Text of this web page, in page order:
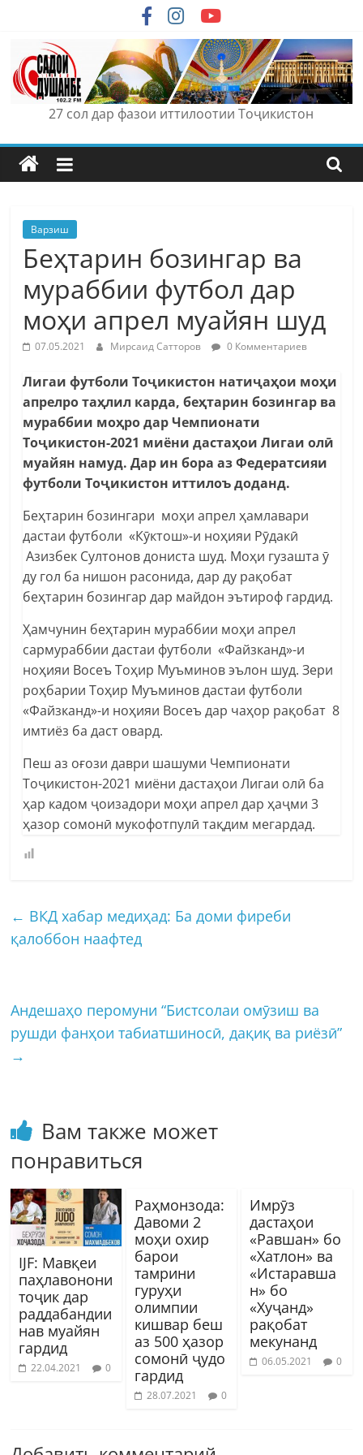
content
27 сол дар фазои иттилоотии Тоҷикистон
Варзиш
Беҳтарин бозингар ва
мураббии футбол дар
моҳи апрел муайян шуд
07.05.2021 Мирсаид Сатторов 0 Комментариев
Лигаи футболи Тоҷикистон натиҷаҳои моҳи
апрелро таҳлил карда, беҳтарин бозингар ва
мураббии моҳро дар Чемпионати
Тоҷикистон-2021 миёни дастаҳои Лигаи олӣ
муайян намуд. Дар ин бора аз Федератсияи
футболи Тоҷикистон иттилоъ доданд.
Беҳтарин бозингари моҳи апрел ҳамлавари
дастаи футболи «Кӯктош»-и ноҳияи Рӯдакӣ
Азизбек Султонов дониста шуд. Моҳи гузашта ӯ
ду гол ба нишон расонида, дар ду рақобат
беҳтарин бозингар дар майдон эътироф гардид.
Ҳамчунин беҳтарин мураббии моҳи апрел
сармураббии дастаи футболи «Файзканд»-и
ноҳияи Восеъ Тоҳир Муъминов эълон шуд. Зери
роҳбарии Тоҳир Муъминов дастаи футболи
«Файзканд»-и ноҳияи Восеъ дар чаҳор рақобат 8
имтиёз ба даст овард.
Пеш аз оғози даври шашуми Чемпионати
Тоҷикистон-2021 миёни дастаҳои Лигаи олӣ ба
ҳар кадом ҷоизадори моҳи апрел дар ҳаҷми 3
ҳазор сомонӣ мукофотпулӣ тақдим мегардад.
← ВКД хабар медиҳад: Ба доми фиреби
қалоббон наафтед
Андешаҳо перомуни “Бистсолаи омӯзиш ва
рушди фанҳои табиатшиносӣ, дақиқ ва риёзӣ”
→
Вам также может
понравиться
IJF: Мавқеи
паҳлавонони
тоҷик дар
раддабандии
нав муайян
гардид
22.04.2021 0
Раҳмонзода:
Давоми 2
моҳи охир
барои
тамрини
гуруҳи
олимпии
кишвар беш
аз 500 ҳазор
сомонӣ ҷудо
гардид
28.07.2021 0
Имрӯз
дастаҳои
«Равшан» бо
«Хатлон» ва
«Истаравша
н» бо
«Хуҷанд»
рақобат
мекунанд
06.05.2021 0